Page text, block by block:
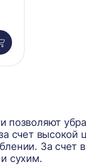
корзину
позволяют
счет
За
сухим.